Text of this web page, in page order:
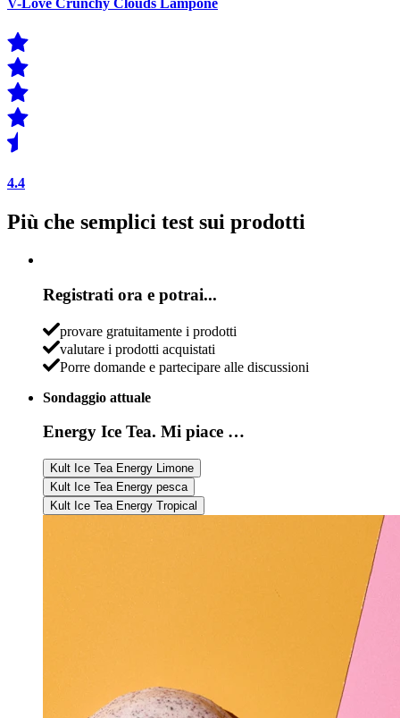
V-Love Crunchy Clouds Lampone
4.4
Più che semplici test sui prodotti
Registrati ora e potrai...
provare gratuitamente i prodotti
valutare i prodotti acquistati
Porre domande e partecipare alle discussioni
Sondaggio attuale
Energy Ice Tea. Mi piace …
Kult Ice Tea Energy Limone
Kult Ice Tea Energy pesca
Kult Ice Tea Energy Tropical